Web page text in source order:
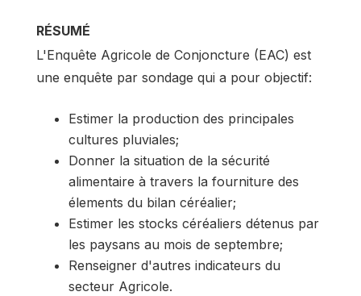
RÉSUMÉ
L'Enquête Agricole de Conjoncture (EAC) est
une enquête par sondage qui a pour objectif:
Estimer la production des principales
cultures pluviales;
Donner la situation de la sécurité
alimentaire à travers la fourniture des
élements du bilan céréalier;
Estimer les stocks céréaliers détenus par
les paysans au mois de septembre;
Renseigner d'autres indicateurs du
secteur Agricole.